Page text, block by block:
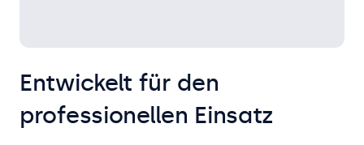
Entwickelt für den
professionellen Einsatz